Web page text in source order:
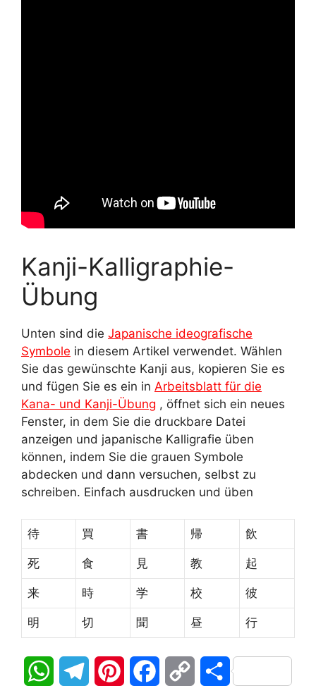
Kanji-Kalligraphie-
Übung
Unten sind die Japanische ideografische
Symbole in diesem Artikel verwendet. Wählen
Sie das gewünschte Kanji aus, kopieren Sie es
und fügen Sie es ein in Arbeitsblatt für die
Kana- und Kanji-Übung , öffnet sich ein neues
Fenster, in dem Sie die druckbare Datei
anzeigen und japanische Kalligrafie üben
können, indem Sie die grauen Symbole
abdecken und dann versuchen, selbst zu
schreiben. Einfach ausdrucken und üben
待 買 書 帰 飲
死 食 見 教 起
来 時 学 校 彼
明 切 聞 昼 行
W T